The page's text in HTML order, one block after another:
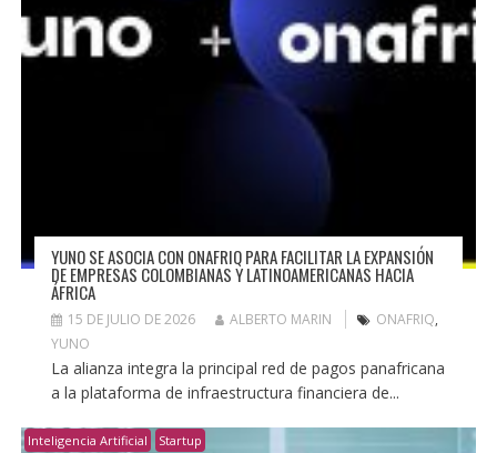
YUNO SE ASOCIA CON ONAFRIQ PARA FACILITAR LA EXPANSIÓN
DE EMPRESAS COLOMBIANAS Y LATINOAMERICANAS HACIA
ÁFRICA
15 DE JULIO DE 2026 ALBERTO MARIN ONAFRIQ,
YUNO
La alianza integra la principal red de pagos panafricana
a la plataforma de infraestructura financiera de...
Inteligencia Artificial Startup